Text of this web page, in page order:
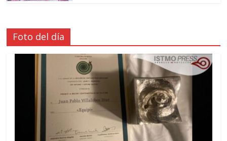
Foto del día